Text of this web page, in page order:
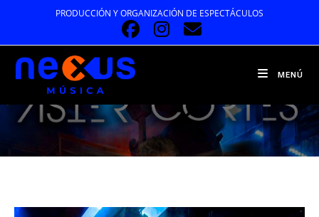
contenido
PRODUCCIÓN Y ORGANIZACIÓN DE ESPECTÁCULOS
MENÚ